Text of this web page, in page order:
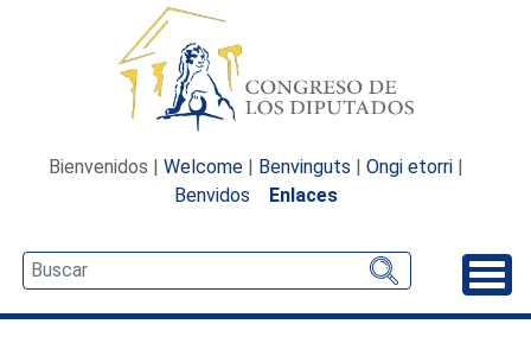
Bienvenidos | Welcome | Benvinguts | Ongi etorri |
Benvidos
Enlaces